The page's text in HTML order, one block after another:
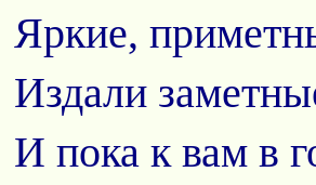
Яркие,
Издали
И пока к вам в